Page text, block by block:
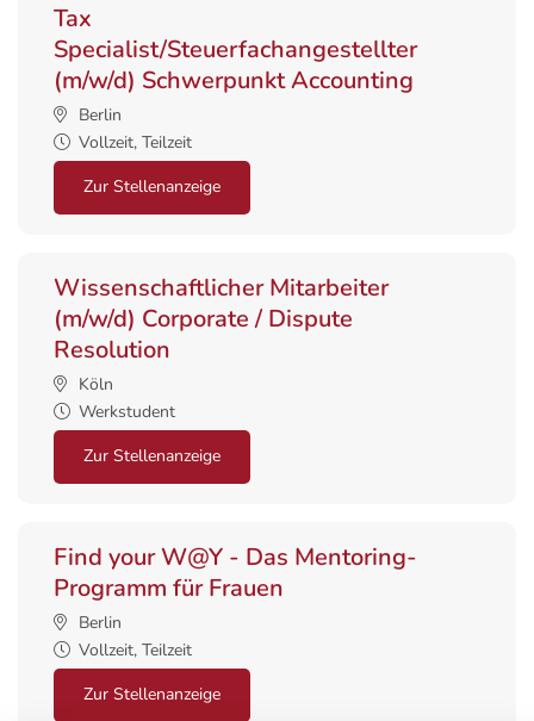
Tax
Specialist/Steuerfachangestellter
(m/w/d) Schwerpunkt Accounting
Berlin
Vollzeit, Teilzeit
Zur Stellenanzeige
Wissenschaftlicher Mitarbeiter
(m/w/d) Corporate / Dispute
Resolution
Köln
Werkstudent
Zur Stellenanzeige
Find your W@Y - Das Mentoring-
Programm für Frauen
Berlin
Vollzeit, Teilzeit
Zur Stellenanzeige